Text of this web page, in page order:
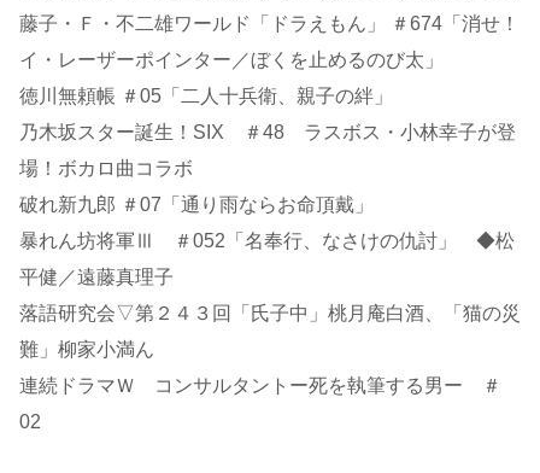
藤子・Ｆ・不二雄ワールド「ドラえもん」 ＃674「消せ！
イ・レーザーポインター／ぼくを止めるのび太」
徳川無頼帳 ＃05「二人十兵衛、親子の絆」
乃木坂スター誕生！SIX ＃48 ラスボス・小林幸子が登
場！ボカロ曲コラボ
破れ新九郎 ＃07「通り雨ならお命頂戴」
暴れん坊将軍Ⅲ ＃052「名奉行、なさけの仇討」 ◆松
平健／遠藤真理子
落語研究会▽第２４３回「氏子中」桃月庵白酒、「猫の災
難」柳家小満ん
連続ドラマＷ コンサルタントー死を執筆する男ー ＃
02